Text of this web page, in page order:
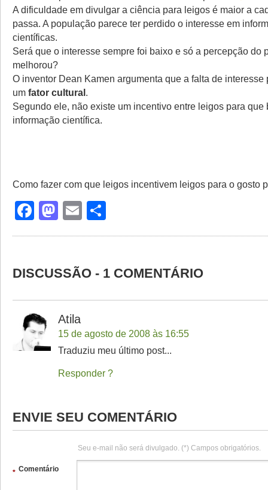
A dificuldade em divulgar a ciência para leigos é maior a
passa. A população parece ter perdido o interesse em
científicas.
Será que o interesse sempre foi baixo e só a percepção do
melhorou?
O inventor Dean Kamen argumenta que a falta de interesse
um fator cultural.
Segundo ele, não existe um incentivo entre leigos para que
informação científica.
Como fazer com que leigos incentivem leigos para o gosto
Facebook
Mastodon
Email
DISCUSSÃO - 1 COMENTÁRIO
Atila
15 de agosto de 2008 às 16:55
Traduziu meu último post...
Responder
ENVIE SEU COMENTÁRIO
Seu e-mail não será divulgado. (*) Campos obrigatórios.
Comentário
*